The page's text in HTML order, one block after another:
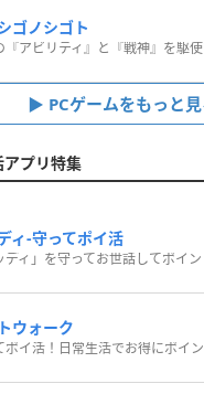
ゴノシゴト
PCゲームをもっと見
プリ特集
ィ‐守ってポイ活
ディ」を守ってお世話してポイン
ウォーク